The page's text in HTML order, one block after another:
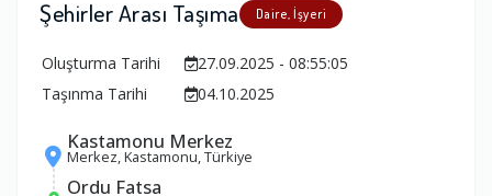
Şehirler Arası Taşıma Daire, İşyeri
Oluşturma Tarihi
27.09.2025 - 08:55:05
Taşınma Tarihi
04.10.2025
Kastamonu Merkez
Merkez, Kastamonu, Türkiye
Ordu Fatsa